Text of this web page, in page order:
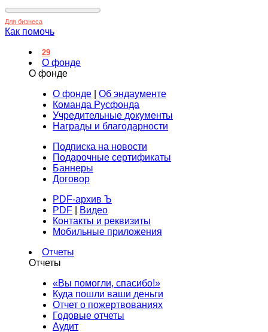
Для бизнеса
Как помочь
29
О фонде
О фонде
О фонде
Об эндаументе
Команда Русфонда
Учредительные документы
Награды и благодарности
Подписка на новости
Подарочные сертификаты
Баннеры
Договор
PDF-архив Ъ
PDF
Видео
Контакты и реквизиты
Мобильные приложения
Отчеты
Отчеты
«Вы помогли, спасибо!»
Куда пошли ваши деньги
Отчет о пожертвованиях
Годовые отчеты
Аудит